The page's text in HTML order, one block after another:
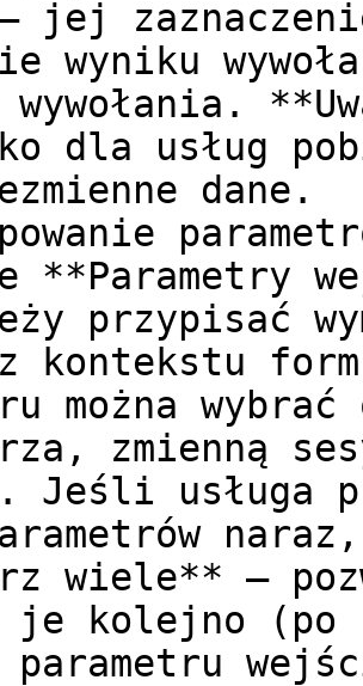
jej
wyniku
wywołania.
dla usług
dane.
**Parametry
przypisać
kontekstu
można wybrać
zmienną
Jeśli usługa
wiele** –
je kolejno
parametru